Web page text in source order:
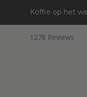
Koffie op het
1278